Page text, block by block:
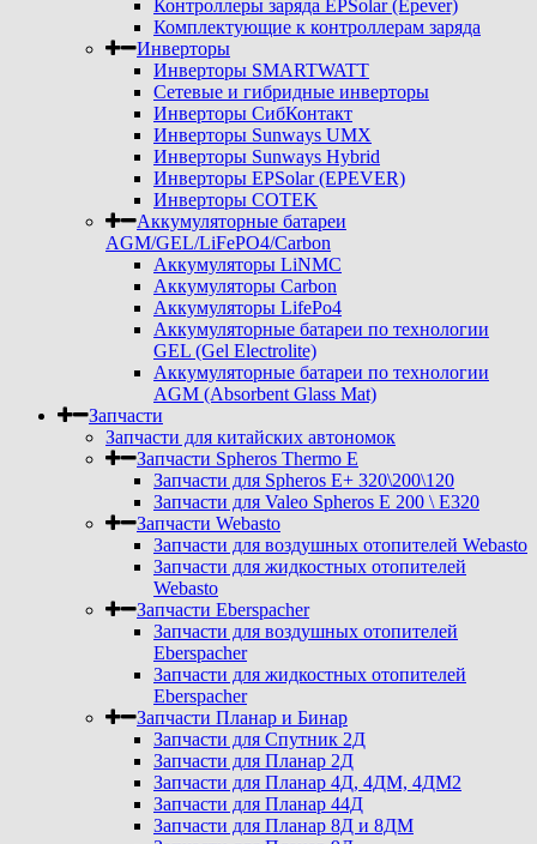
Контроллеры заряда EPSolar (Epever)
Комплектующие к контроллерам заряда
Инверторы
Инверторы SMARTWATT
Сетевые и гибридные инверторы
Инверторы СибКонтакт
Инверторы Sunways UMX
Инверторы Sunways Hybrid
Инверторы EPSolar (EPEVER)
Инверторы COTEK
Аккумуляторные батареи
AGM/GEL/LiFePO4/Carbon
Аккумуляторы LiNMC
Аккумуляторы Carbon
Аккумуляторы LifePo4
Аккумуляторные батареи по технологии
GEL (Gel Electrolite)
Аккумуляторные батареи по технологии
AGM (Absorbent Glass Mat)
Запчасти
Запчасти для китайских автономок
Запчасти Spheros Thermo E
Запчасти для Spheros E+ 320\200\120
Запчасти для Valeo Spheros E 200 \ E320
Запчасти Webasto
Запчасти для воздушных отопителей Webasto
Запчасти для жидкостных отопителей
Webasto
Запчасти Eberspacher
Запчасти для воздушных отопителей
Eberspacher
Запчасти для жидкостных отопителей
Eberspacher
Запчасти Планар и Бинар
Запчасти для Спутник 2Д
Запчасти для Планар 2Д
Запчасти для Планар 4Д, 4ДМ, 4ДМ2
Запчасти для Планар 44Д
Запчасти для Планар 8Д и 8ДМ